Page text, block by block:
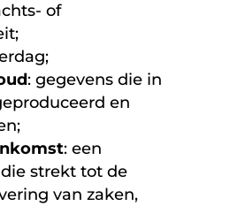
of
: gegevens die in
en
: een
strekt tot de
van zaken,